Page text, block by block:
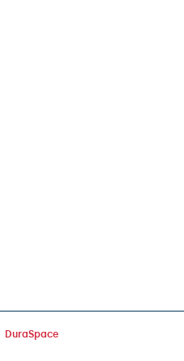
DuraSpace